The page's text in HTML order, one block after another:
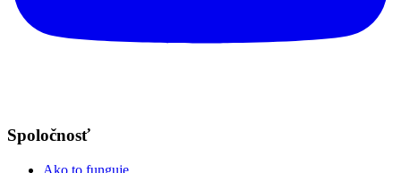
Spoločnosť
Ako to funguje